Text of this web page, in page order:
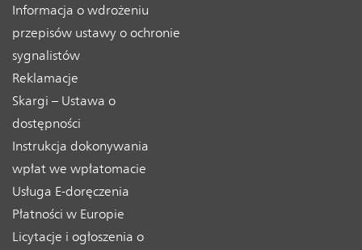
Informacja o wdrożeniu
przepisów ustawy o ochronie
sygnalistów
Reklamacje
Skargi – Ustawa o
dostępności
Instrukcja dokonywania
wpłat we wpłatomacie
Usługa E-doręczenia
Płatności w Europie
Licytacje i ogłoszenia o